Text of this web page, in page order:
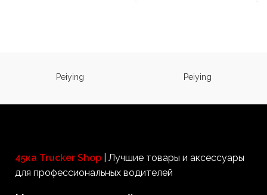
Peiying Peiying
45ка Trucker Shop | Лучшие товары и аксессуары
для профессиональных водителей